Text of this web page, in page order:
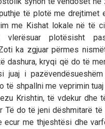
të plotë me drejtimet
me Kishat lokale në të
vlerësuar plotësisht
ka zgjuar përmes
dashura, kryqi që do të
juaj i
të shpallni me veprimin
Krishtin, të vdekur dhe
Të do të jeni dëshmitarë të
ecur me thjeshtësi dhe